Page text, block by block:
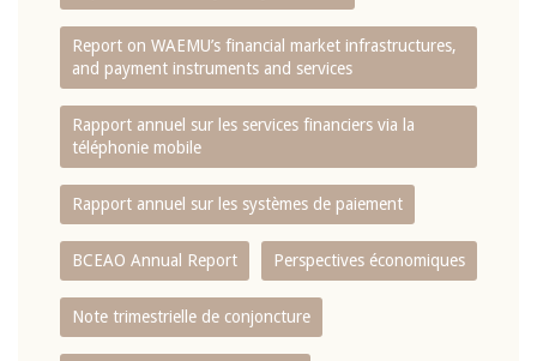
Report on WAEMU’s financial market infrastructures,
and payment instruments and services
Rapport annuel sur les services financiers via la
téléphonie mobile
Rapport annuel sur les systèmes de paiement
BCEAO Annual Report Perspectives économiques
Note trimestrielle de conjoncture